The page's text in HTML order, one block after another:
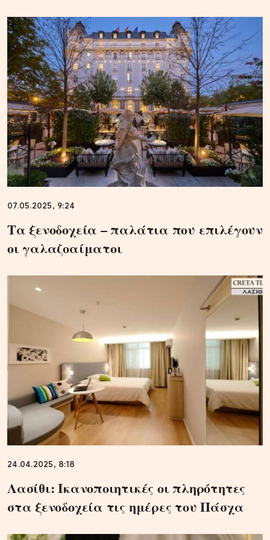
07.05.2025, 9:24
Τα ξενοδοχεία – παλάτια που επιλέγουν
οι γαλαζοαίματοι
24.04.2025, 8:18
Λασίθι: Ικανοποιητικές οι πληρότητες
στα ξενοδοχεία τις ημέρες του Πάσχα